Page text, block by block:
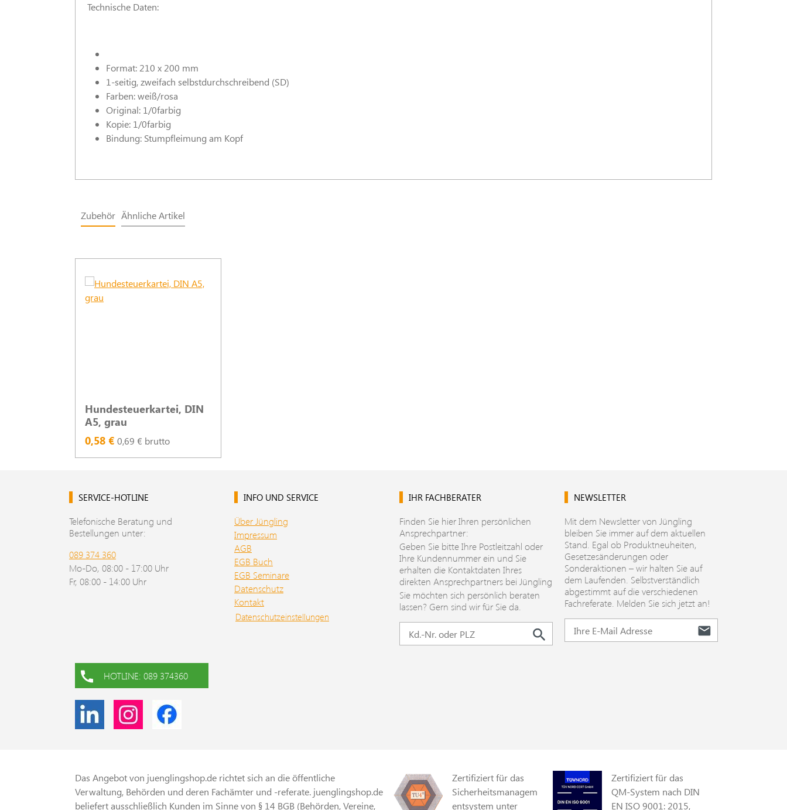
Technische Daten:
Format: 210 x 200 mm
1-seitig, zweifach selbstdurchschreibend (SD)
Farben: weiß/rosa
Original: 1/0farbig
Kopie: 1/0farbig
Bindung: Stumpfleimung am Kopf
Zubehör Ähnliche Artikel
Hundesteuerkartei, DIN
A5, grau
0,58 € 0,69 € brutto
SERVICE-HOTLINE
Telefonische Beratung und
Bestellungen unter:
089 374 360
Mo-Do, 08:00 - 17:00 Uhr
Fr, 08:00 - 14:00 Uhr
INFO UND SERVICE
Über Jüngling
Impressum
AGB
EGB Buch
EGB Seminare
Datenschutz
Kontakt
Datenschutzeinstellungen
IHR FACHBERATER
Finden Sie hier Ihren persönlichen
Ansprechpartner:
Geben Sie bitte Ihre Postleitzahl oder
Ihre Kundennummer ein und Sie
erhalten die Kontaktdaten Ihres
direkten Ansprechpartners bei Jüngling
Sie möchten sich persönlich beraten
lassen? Gern sind wir für Sie da.
NEWSLETTER
Mit dem Newsletter von Jüngling
bleiben Sie immer auf dem aktuellen
Stand. Egal ob Produktneuheiten,
Gesetzesänderungen oder
Sonderaktionen – wir halten Sie auf
dem Laufenden. Selbstverständlich
abgestimmt auf die verschiedenen
Fachreferate. Melden Sie sich jetzt an!
HOTLINE: 089 374360
Das Angebot von juenglingshop.de richtet sich an die öffentliche
Verwaltung, Behörden und deren Fachämter und -referate. juenglingshop.de
beliefert ausschließlich Kunden im Sinne von § 14 BGB (Behörden, Vereine,
Zertifiziert für das
Sicherheitsmanagem
entsystem unter
Zertifiziert für das
QM-System nach DIN
EN ISO 9001: 2015,